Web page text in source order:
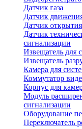
Датчик газа
Датчик
Датчик
Датчик
сигнализации
Извещатель для
Извещатель
Камера для
Коммутатор
Корпус для
Модуль
сигнализации
Оборудование
Переключатель